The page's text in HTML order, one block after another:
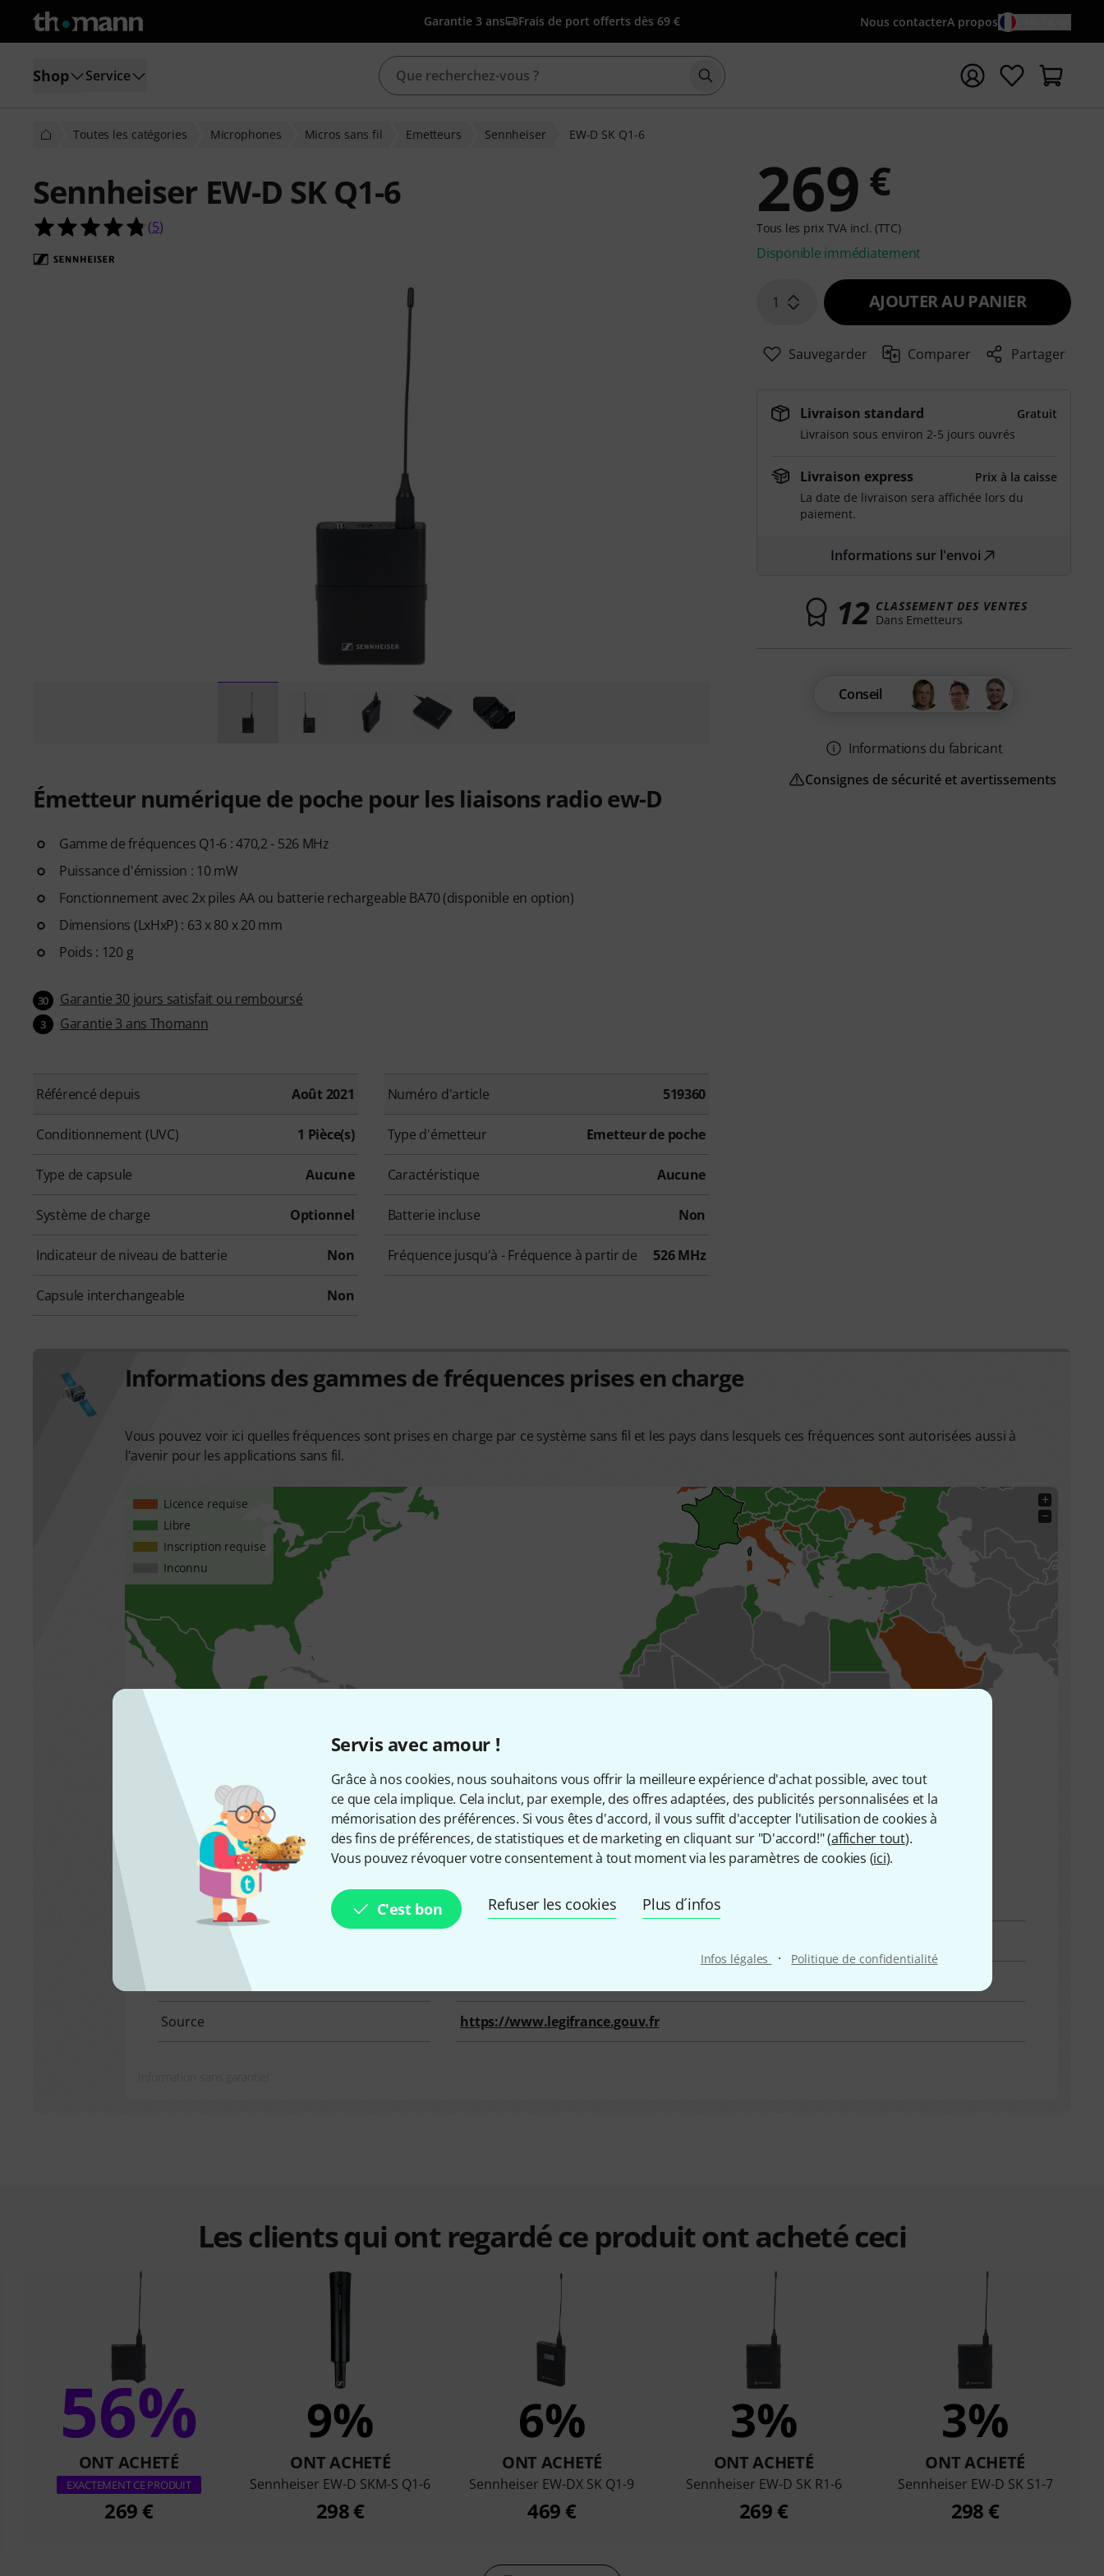
Servis avec amour !
Grâce à nos cookies, nous souhaitons vous offrir la meilleure expérience d'achat possible, avec tout
ce que cela implique. Cela inclut, par exemple, des offres adaptées, des publicités personnalisées et la
mémorisation des préférences. Si vous êtes d'accord, il vous suffit d'accepter l'utilisation de cookies à
des fins de préférences, de statistiques et de marketing en cliquant sur "D'accord!" (afficher tout).
Vous pouvez révoquer votre consentement à tout moment via les paramètres de cookies (ici).
C'est bon Refuser les cookies Plus d´infos
Infos légales · Politique de confidentialité
Garantie 3 ans Frais de port offerts dès 69 € Nous contacterA propos
Shop Service Démarrer la recherche avec le terme de recherche
Toutes les catégories Microphones Micros sans fil Emetteurs Sennheiser EW-D SK Q1-6
Sennheiser EW-D SK Q1-6
4.8 étoiles sur 5 d'après 5 évaluations clients
(5)
Émetteur numérique de poche pour les liaisons radio ew-D
Gamme de fréquences Q1-6 : 470,2 - 526 MHz
Puissance d'émission : 10 mW
Fonctionnement avec 2x piles AA ou batterie rechargeable BA70 (disponible en option)
Dimensions (LxHxP) : 63 x 80 x 20 mm
Poids : 120 g
30 Garantie 30 jours satisfait ou remboursé
3 Garantie 3 ans Thomann
Référencé depuis Août 2021 Numéro d'article 519360
Conditionnement (UVC) 1 Pièce(s) Type d'émetteur Emetteur de poche
Type de capsule Aucune Caractéristique Aucune
Système de charge Optionnel Batterie incluse Non
Indicateur de niveau de batterie Non Fréquence jusqu'à - Fréquence à partir de 526 MHz
Capsule interchangeable Non
269 €
Tous les prix TVA incl. (TTC)
Disponible immédiatement
1 AJOUTER AU PANIER
Sauvegarder Comparer Partager
Livraison standard
Gratuit
Livraison sous environ 2-5 jours ouvrés
Livraison express
Prix à la caisse
La date de livraison sera affichée lors du
paiement.
Informations sur l'envoi
12 CLASSEMENT DES VENTES
Dans Emetteurs
Conseil
Informations du fabricant
Consignes de sécurité et avertissements
Informations des gammes de fréquences prises en charge
Vous pouvez voir ici quelles fréquences sont prises en charge par ce système sans fil et les pays dans lesquels ces fréquences sont autorisées aussi à
l'avenir pour les applications sans fil.
+
−
Licence requise
Libre
Inscription requise
Inconnu
France
Produit sélectionné:470 Mhz - 526 Mhz @ 0 mW EIRP
Bande de fréquences
470 MHz – 694 Mhz
Puissance de transmission maximale
Source https://www.legifrance.gouv.fr
Les clients qui ont regardé ce produit ont acheté ceci
56%
ONT ACHETÉ
EXACTEMENT CE PRODUIT
269 €
9%
ONT ACHETÉ
Sennheiser EW-D SKM-S Q1-6
298 €
6%
ONT ACHETÉ
Sennheiser EW-DX SK Q1-9
469 €
3%
ONT ACHETÉ
Sennheiser EW-D SK R1-6
269 €
3%
ONT ACHETÉ
Sennheiser EW-D SK S1-7
298 €